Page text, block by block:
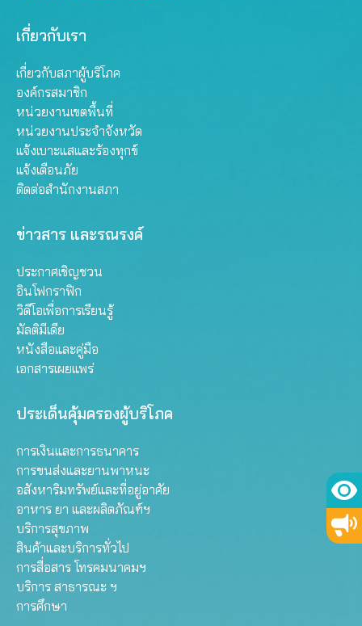
เกี่ยวกับเรา
เกี่ยวกับสภาผู้บริโภค
องค์กรสมาชิก
หน่วยงานเขตพื้นที่
หน่วยงานประจำจังหวัด
แจ้งเบาะแสและร้องทุกข์
แจ้งเตือนภัย
ติดต่อสำนักงานสภา
ข่าวสาร และรณรงค์
ประกาศเชิญชวน
อินโฟกราฟิก
วิดีโอเพื่อการเรียนรู้
มัลติมีเดีย
หนังสือและคู่มือ
เอกสารเผยแพร่
ประเด็นคุ้มครองผู้บริโภค
การเงินและการธนาคาร
การขนส่งและยานพาหนะ
อสังหาริมทรัพย์และที่อยู่อาศัย
อาหาร ยา และผลิตภัณฑ์ฯ
บริการสุขภาพ
สินค้าและบริการทั่วไป
การสื่อสาร โทรคมนาคมฯ
บริการ สาธารณะ ฯ
การศึกษา